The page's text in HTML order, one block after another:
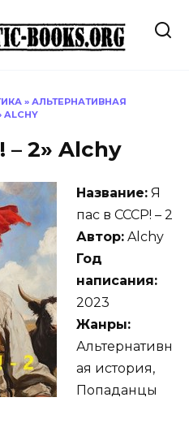
» АЛЬТЕРНАТИВНАЯ
– 2» Alchy
Название: Я
пас в СССР! – 2
Автор: Alchy
Год
написания:
2023
Жанры:
Альтернативн
ая история,
Попаданцы